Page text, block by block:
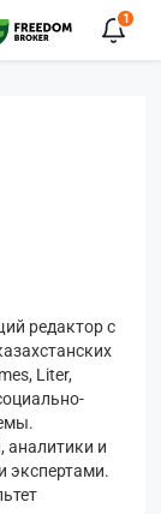
1
редактор с
Liter,
аналитики и
экспертами.